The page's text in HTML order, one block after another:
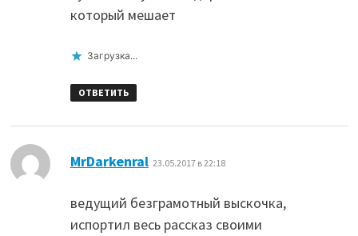
который мешает
Загрузка...
ОТВЕТИТЬ
MrDarkenral 23.05.2017 в 22:18
ведущий безграмотный выскочка,
испортил весь рассказ своими